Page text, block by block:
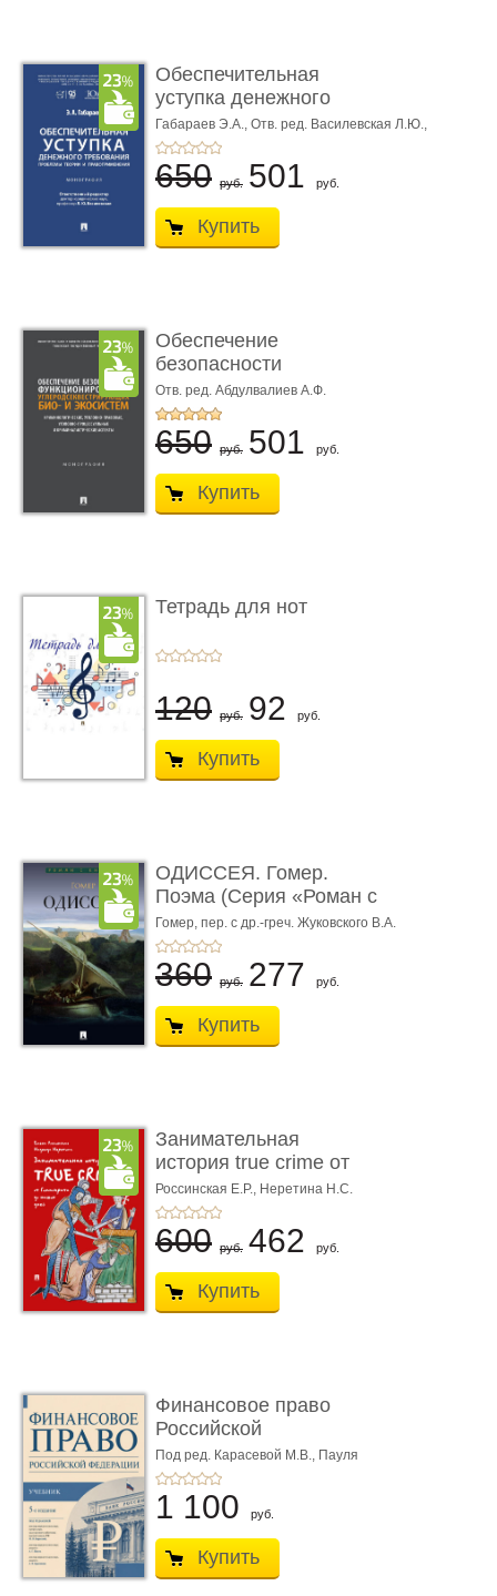
Обеспечительная
уступка денежного
требования ...
Габараев Э.А., Отв. ред. Василевская Л.Ю.,
вступ. сл. Каретина М.Г.
650 руб. 501 руб.
Купить
Обеспечение
безопасности
функционирования уг
...
Отв. ред. Абдулвалиев А.Ф.
650 руб. 501 руб.
Купить
Тетрадь для нот
120 руб. 92 руб.
Купить
ОДИССЕЯ. Гомер.
Поэма (Серия «Роман с
книгой»)
Гомер, пер. с др.-греч. Жуковского В.А.
360 руб. 277 руб.
Купить
Занимательная
история true crime от
Гиппократа до � ...
Россинская Е.Р., Неретина Н.С.
600 руб. 462 руб.
Купить
Финансовое право
Российской
Федерации. 5-е изд�
...
Под ред. Карасевой М.В., Пауля
А.Г., Красюкова А.В.
1 100 руб.
Купить